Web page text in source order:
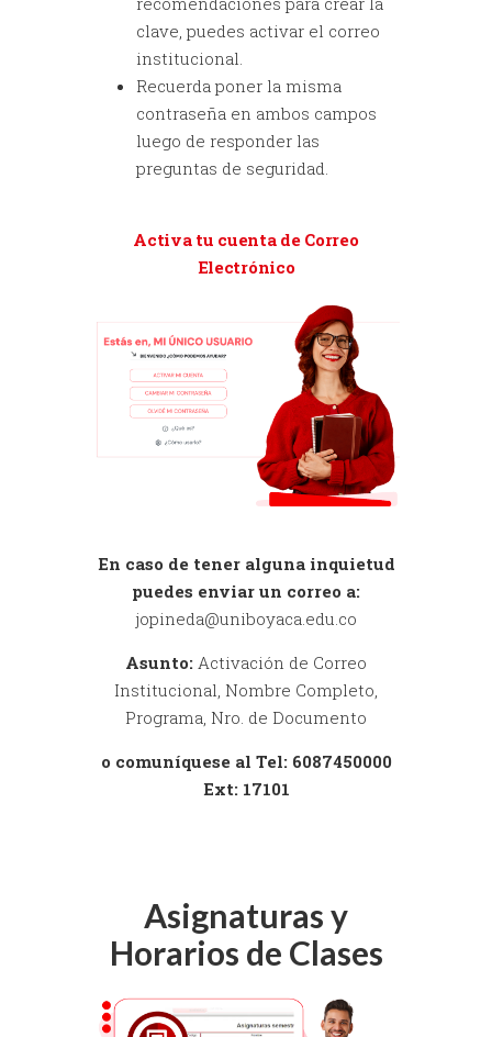
clave, puedes activar el correo
institucional.
Recuerda poner la misma
contraseña en ambos campos
luego de responder las
preguntas de seguridad.
Activa tu cuenta de Correo
Electrónico
En caso de tener alguna inquietud
puedes enviar un correo a:
jopineda@uniboyaca.edu.co
Asunto: Activación de Correo
Institucional, Nombre Completo,
Programa, Nro. de Documento
o comuníquese al Tel: 6087450000
Ext: 17101
Asignaturas y
Horarios de Clases